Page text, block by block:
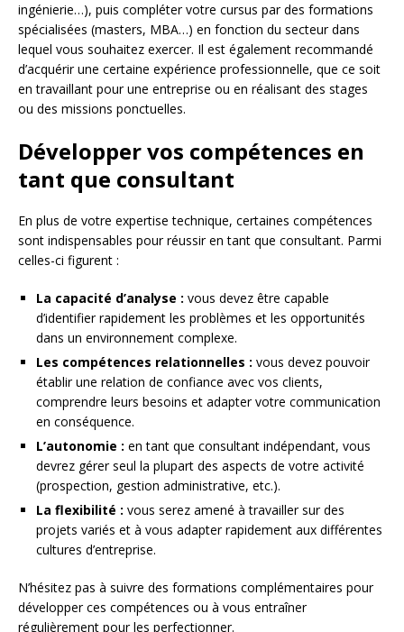
ingénierie…), puis compléter votre cursus par des formations
spécialisées (masters, MBA…) en fonction du secteur dans
lequel vous souhaitez exercer. Il est également recommandé
d’acquérir une certaine expérience professionnelle, que ce soit
en travaillant pour une entreprise ou en réalisant des stages
ou des missions ponctuelles.
Développer vos compétences en
tant que consultant
En plus de votre expertise technique, certaines compétences
sont indispensables pour réussir en tant que consultant. Parmi
celles-ci figurent :
La capacité d’analyse : vous devez être capable
d’identifier rapidement les problèmes et les opportunités
dans un environnement complexe.
Les compétences relationnelles : vous devez pouvoir
établir une relation de confiance avec vos clients,
comprendre leurs besoins et adapter votre communication
en conséquence.
L’autonomie : en tant que consultant indépendant, vous
devrez gérer seul la plupart des aspects de votre activité
(prospection, gestion administrative, etc.).
La flexibilité : vous serez amené à travailler sur des
projets variés et à vous adapter rapidement aux différentes
cultures d’entreprise.
N’hésitez pas à suivre des formations complémentaires pour
développer ces compétences ou à vous entraîner
régulièrement pour les perfectionner.